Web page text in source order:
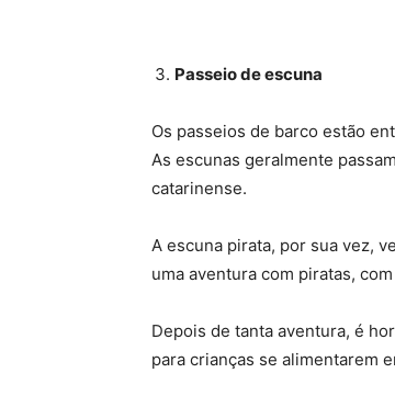
Passeio de escuna
Os passeios de barco estão
As escunas geralmente
catarinense.
A escuna pirata, por sua vez,
uma aventura com piratas,
Depois de tanta aventura, é
para crianças se alimentarem